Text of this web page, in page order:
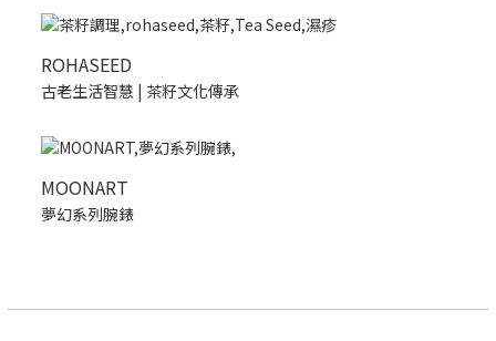
ROHASEED
古老生活智慧 | 茶籽文化傳承
MOONART
夢幻系列腕錶